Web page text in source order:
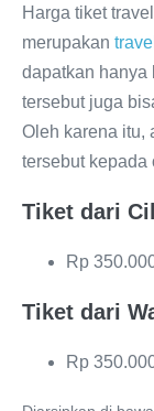
Harga tiket
merupakan travel
dapatkan hanya
tersebut juga
Oleh karena itu,
tersebut kepada
Tiket dari
Rp
Tiket dari
Rp